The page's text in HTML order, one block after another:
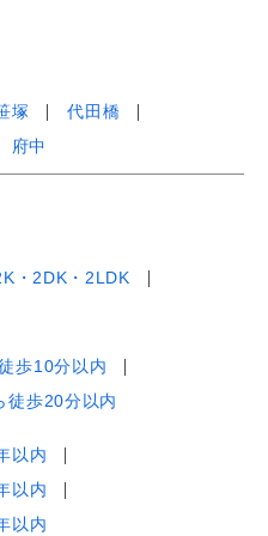
塚
代田橋
府中
・2DK・2LDK
歩10分以内
徒歩20分以内
以内
以内
以内